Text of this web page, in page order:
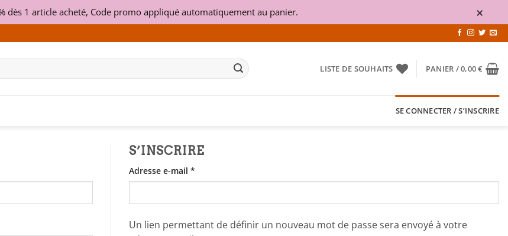
dès 1 article acheté, Code promo appliqué automatiquement au panier. ×
LISTE DE SOUHAITS PANIER /0,00€
SE CONNECTER / S’INSCRIRE
S’INSCRIRE
Adresse e-mail *
Un lien permettant de définir un nouveau mot de passe sera envoyé à votre